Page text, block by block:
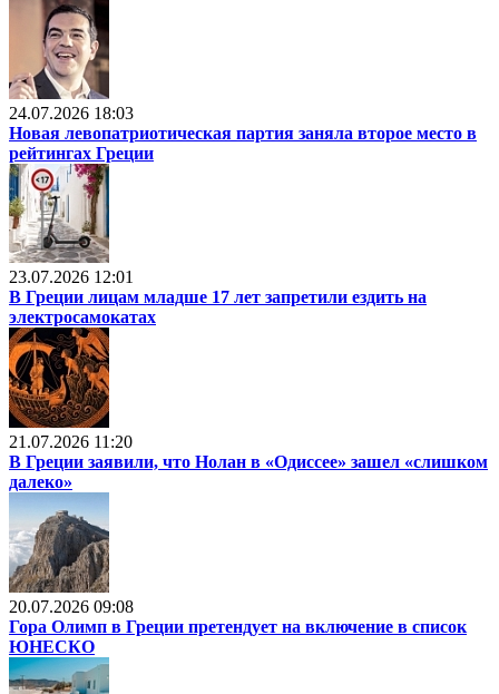
24.07.2026 18:03
Новая левопатриотическая партия заняла второе место в
рейтингах Греции
23.07.2026 12:01
В Греции лицам младше 17 лет запретили ездить на
электросамокатах
21.07.2026 11:20
В Греции заявили, что Нолан в «Одиссее» зашел «слишком
далеко»
20.07.2026 09:08
Гора Олимп в Греции претендует на включение в список
ЮНЕСКО